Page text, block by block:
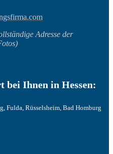
Adresse der
bei Ihnen in Hessen:
Fulda, Rüsselsheim, Bad Homburg